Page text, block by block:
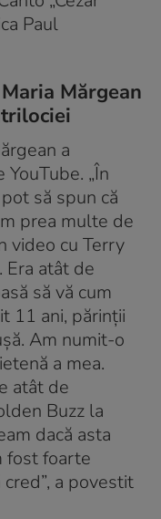
Paul
Mărgean
a
„În
să spun că
prea multe de
video cu Terry
Era atât de
să vă cum
11 ani, părinții
Am numit-o
a mea.
atât de
Buzz la
dacă asta
fost foarte
a povestit